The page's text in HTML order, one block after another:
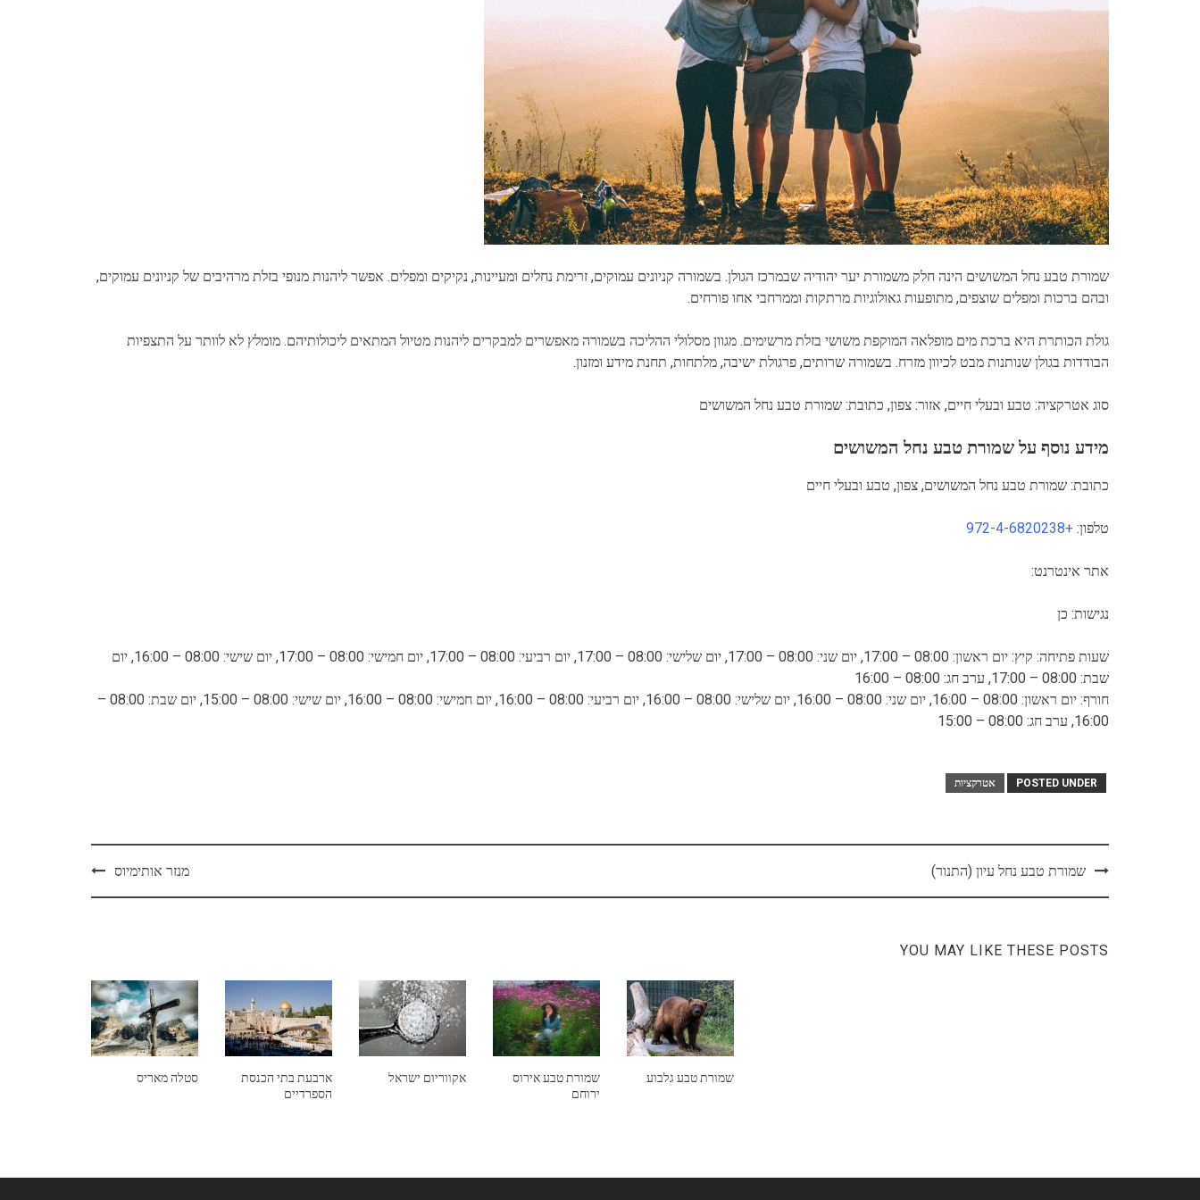
שמורת טבע נחל המשושים הינה חלק משמורת יער יהודיה שבמרכז הגולן. בשמורה קניונים עמוקים, זרימת נחלים ומעיינות, נקיקים ומפלים. אפשר ליהנות מנופי בזלת מרהיבים של קניונים עמוקים,
ובהם ברכות ומפלים שוצפים, מתופעות גאולוגיות מרתקות וממרחבי אחו פורחים.
גולת הכותרת היא ברכת מים מופלאה המוקפת משושי בזלת מרשימים. מגוון מסלולי ההליכה בשמורה מאפשרים למבקרים ליהנות מטיול המתאים ליכולותיהם. מומלץ לא לוותר על התצפיות
הבודדות בגולן שנותנות מבט לכיוון מזרח. בשמורה שרותים, פרגולת ישיבה, מלתחות, תחנת מידע ומזנון.
סוג אטרקציה: טבע ובעלי חיים, אזור: צפון, כתובת: שמורת טבע נחל המשושים
מידע נוסף על שמורת טבע נחל המשושים
כתובת: שמורת טבע נחל המשושים, צפון, טבע ובעלי חיים
טלפון: +972-4-6820238
אתר אינטרנט:
נגישות: כן
שעות פתיחה: קיץ: יום ראשון: 08:00 – 17:00, יום שני: 08:00 – 17:00, יום שלישי: 08:00 – 17:00, יום רביעי: 08:00 – 17:00, יום חמישי: 08:00 – 17:00, יום שישי: 08:00 – 16:00, יום
שבת: 08:00 – 17:00, ערב חג: 08:00 – 16:00
חורף: יום ראשון: 08:00 – 16:00, יום שני: 08:00 – 16:00, יום שלישי: 08:00 – 16:00, יום רביעי: 08:00 – 16:00, יום חמישי: 08:00 – 16:00, יום שישי: 08:00 – 15:00, יום שבת: 08:00 –
16:00, ערב חג: 08:00 – 15:00
POSTED UNDER אטרקציות
Postשמורת טבע נחל עיון (התנור) מנזר אותימיוס
YOU MAY LIKE THESE POSTS
סטלה מאריס
ארבעת בתי הכנסת
הספרדיים
אקווריום ישראל
שמורת טבע אירוס
ירוחם
שמורת טבע גלבוע